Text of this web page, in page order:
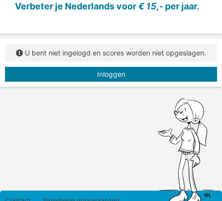
Verbeter je Nederlands voor€ 15,- per jaar.
U bent niet ingelogd en scores worden niet opgeslagen.
Inloggen